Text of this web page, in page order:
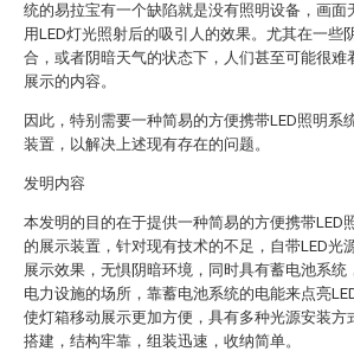
统的易拉宝有一个缺陷就是没有照明设备，画面
用LED灯光照射后的吸引人的效果。尤其在一些
合，或者阴暗天气的状态下，人们甚至可能很难
展示的内容。
因此，特别需要一种简易的方便携带LED照明系
装置，以解决上述现有存在的问题。
发明内容
本发明的目的在于提供一种简易的方便携带LED
的展示装置，针对现有技术的不足，自带LED光
展示效果，无惧阴暗环境，同时具有蓄电池系统
电力设施的场所，靠蓄电池系统的电能来点亮
使灯箱移动展示更加方便，具有多种光源安装方
搭建，结构牢靠，组装迅速，收纳简单。